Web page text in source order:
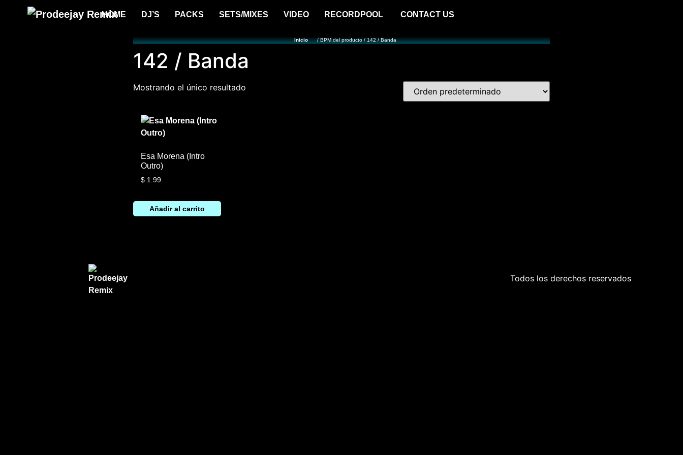
HOME DJ’S PACKS SETS/MIXES VIDEO RECORDPOOL CONTACT US
Inicio / BPM del producto / 142 / Banda
142 / Banda
Mostrando el único resultado
Esa Morena (Intro
Outro)
$1.99
Añadir al carrito
Todos los derechos reservados